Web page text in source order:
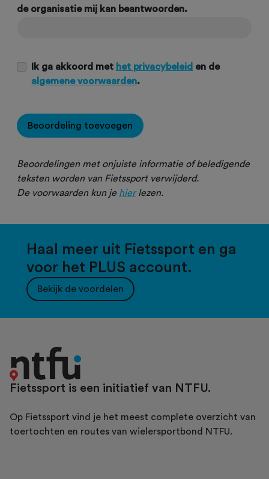
de organisatie mij kan beantwoorden.
Ik ga akkoord met het privacybeleid en de
algemene voorwaarden.
Beoordeling toevoegen
Beoordelingen met onjuiste informatie of beledigende
teksten worden van Fietssport verwijderd.
De voorwaarden kun je hierlezen.
Haal meer uit Fietssport en ga
voor het PLUS account.
Bekijk de voordelen
Fietssport is een initiatief van NTFU.
Op Fietssport vind je het meest complete overzicht van
toertochten en routes van wielersportbond NTFU.